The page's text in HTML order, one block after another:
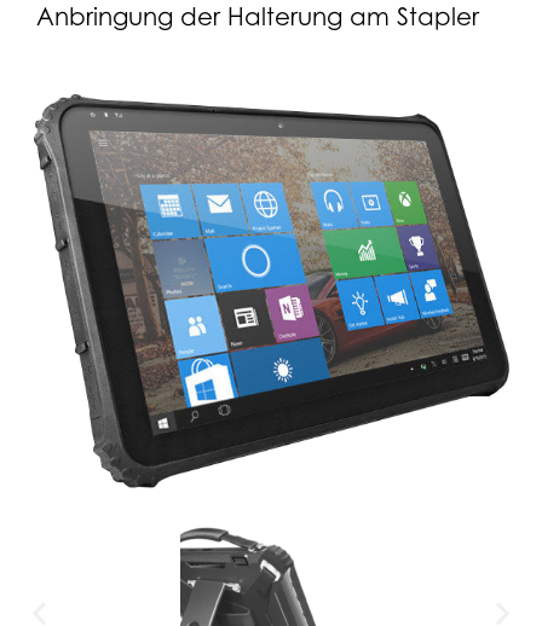
Anbringung der Halterung am Stapler